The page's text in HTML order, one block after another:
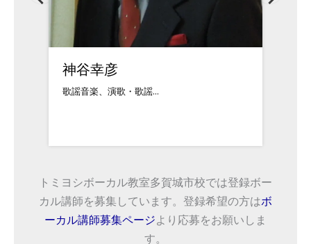
高野翼
ボーカリスト。15歳...
トミヨシボーカル教室多賀城市校では登録ボー
カル講師を募集しています。登録希望の方はボ
ーカル講師募集ページより応募をお願いしま
す。